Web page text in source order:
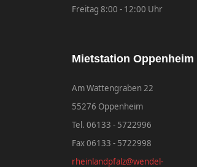
Freitag 8:00 - 12:00 Uhr
Mietstation Oppenheim
Am Wattengraben 22
55276 Oppenheim
Tel. 06133 - 5722996
Fax 06133 - 5722998
rheinlandpfalz@wendel-